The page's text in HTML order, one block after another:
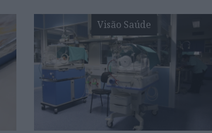
Visão Saúde